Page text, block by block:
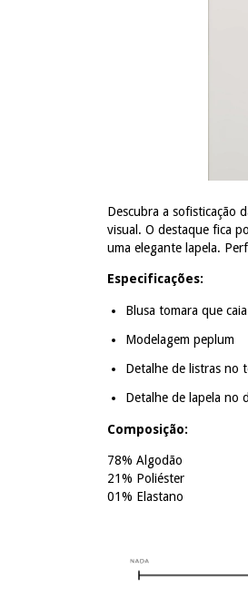
Descubra a sofisticação
visual. O destaque fica
uma elegante lapela.
Especificações:
Blusa tomara que caia
Modelagem peplum
Detalhe de listras no
Detalhe de lapela no
Composição:
78% Algodão
21% Poliéster
01% Elastano